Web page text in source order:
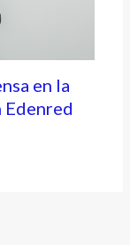
en la
Edenred